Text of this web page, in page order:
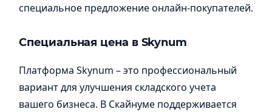
специальное предложение онлайн-покупателей.
Специальная цена в Skynum
Платформа Skynum – это профессиональный
вариант для улучшения складского учета
вашего бизнеса. В Скайнуме поддерживается